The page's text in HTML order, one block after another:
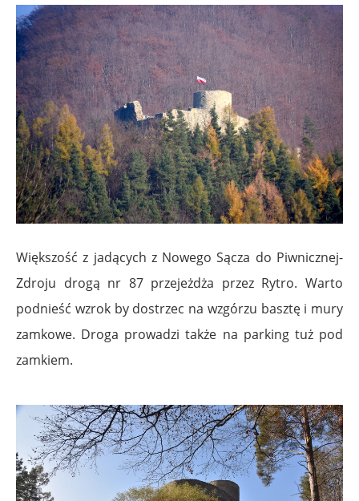
Większość z jadących z Nowego Sącza do Piwnicznej-
Zdroju drogą nr 87 przejeżdża przez Rytro. Warto
podnieść wzrok by dostrzec na wzgórzu basztę i mury
zamkowe. Droga prowadzi także na parking tuż pod
zamkiem.